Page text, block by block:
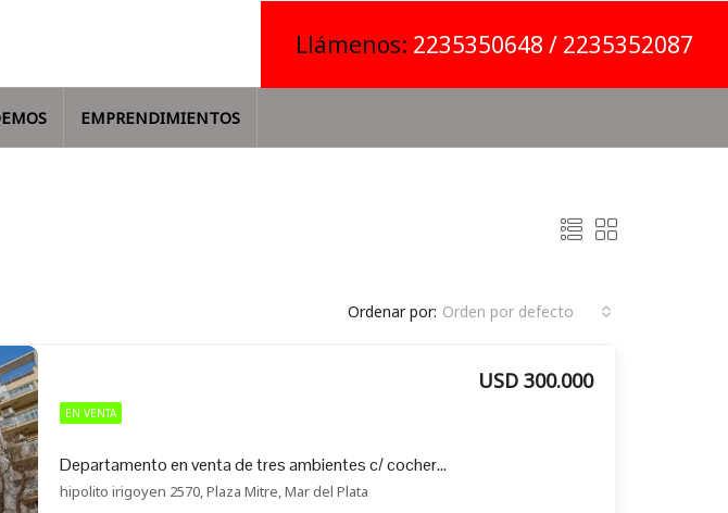
Llámenos: 2235350648 / 2235352087
EMPRENDIMIENTOS
Ordenar por: Orden por defecto
EN VENTA
Departamento en venta de tres ambientes c/ cochera doble en Plaza Mitre
USD 300.000
hipolito irigoyen 2570, Plaza Mitre, Mar del Plata